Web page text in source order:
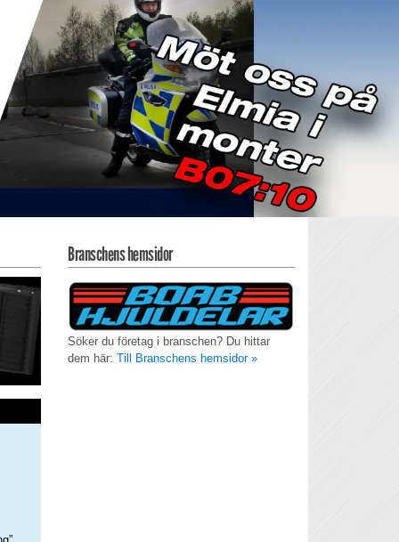
Branschens hemsidor
Söker du företag i branschen? Du hittar
dem här: Till Branschens hemsidor »